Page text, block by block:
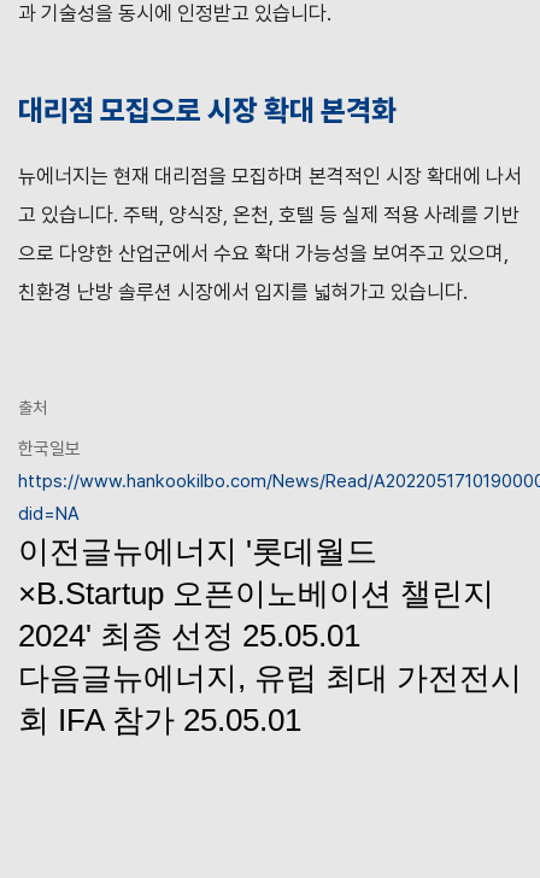
과 기술성을 동시에 인정받고 있습니다.
대리점 모집으로 시장 확대 본격화
뉴에너지는 현재 대리점을 모집하며 본격적인 시장 확대에 나서
고 있습니다. 주택, 양식장, 온천, 호텔 등 실제 적용 사례를 기반
으로 다양한 산업군에서 수요 확대 가능성을 보여주고 있으며,
친환경 난방 솔루션 시장에서 입지를 넓혀가고 있습니다.
출처
한국일보
https://www.hankookilbo.com/News/Read/
did=NA
이전글뉴에너지 '롯데월드
×B.Startup 오픈이노베이션 챌린지
2024' 최종 선정 25.05.01
다음글뉴에너지, 유럽 최대 가전전시
회 IFA 참가 25.05.01